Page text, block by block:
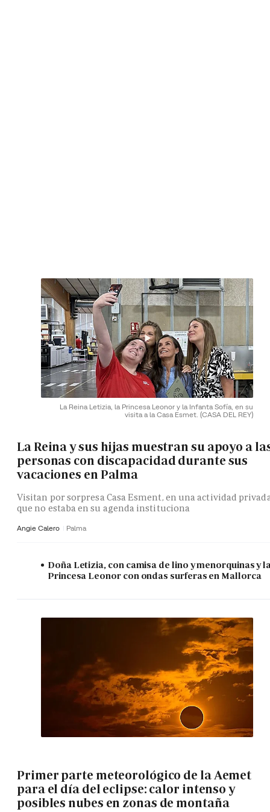
La Reina Letizia, la Princesa Leonor y la Infanta Sofía, en su
visita a la Casa Esmet. (CASA DEL REY)
La Reina y sus hijas muestran su apoyo a
personas con discapacidad durante sus
vacaciones en Palma
Visitan por sorpresa Casa Esment, en una actividad
que no estaba en su agenda instituciona
Angie Calero Palma
Doña Letizia, con camisa de lino y menorquinas y
Princesa Leonor con ondas surferas en Mallorca
Primer parte meteorológico de la Aemet
para el día del eclipse: calor intenso y
posibles nubes en zonas de montaña